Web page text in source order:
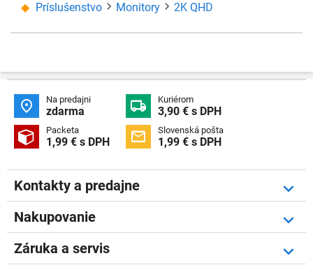
Príslušenstvo
Monitory 2K QHD
 Na predajni
zdarma  Kuriérom
3,90 € s DPH
 Packeta
1,99 € s DPH  Slovenská pošta
1,99 € s DPH
Kontakty a predajne
Nakupovanie
Záruka a servis